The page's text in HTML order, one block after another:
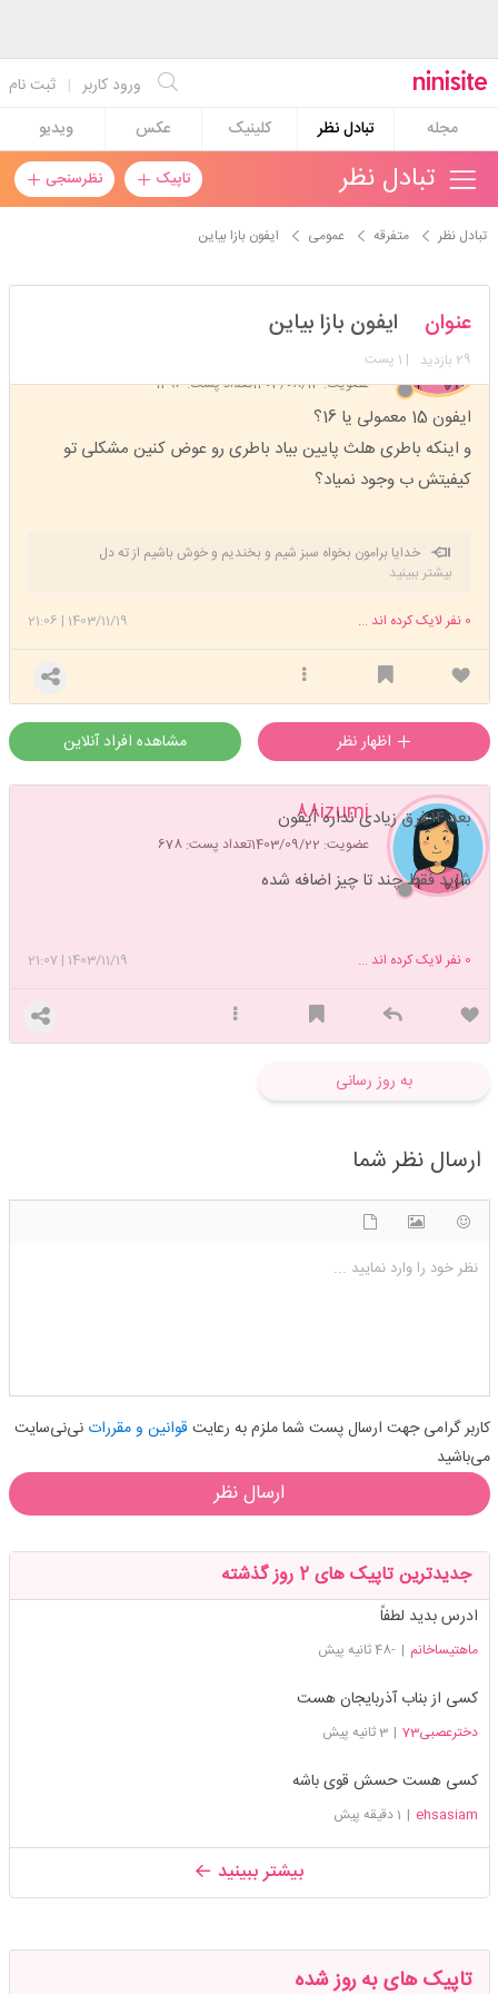
ثبت نام | ورود کاربر
مجله
تبادل نظر کلینیک عکس ویدیو
تاپیک نظرسنجی تبادل نظر
تبادل نظر متفرقه عمومی ایفون بازا بیاین
ونلوپی_شونم
عضویت: 1403/08/13 تعداد پست: 1496
عنوان ایفون بازا بیاین
29 بازدید | 1 پست
ایفون 15 معمولی یا 16؟
و اینکه باطری هلث پایین بیاد باطری رو عوض کنین مشکلی تو
کیفیتش ب وجود نمیاد؟
خدایا برامون بخواه سبز شیم و بخندیم و خوش باشیم از ته دل
بیشتر ببینید
1403/11/19
|
21:06 0 نفر لایک کرده اند ...
مشاهده افراد آنلاین
88izumi
عضویت: 1403/09/22 تعداد پست: 678
بعد ۱۴ فرق زیادی نداره آیفون
شاید فقط چند تا چیز اضافه شده
1403/11/19
|
21:07 0 نفر لایک کرده اند ...
به روز رسانی
ارسال نظر شما
نظر خود را وارد نمایید ...
کاربر گرامی جهت ارسال پست شما ملزم به رعایت قوانین و مقرراتنی‌نی‌سایت
می‌باشید
ارسال نظر
جدیدترین تاپیک های 2 روز گذشته
ادرس بدید لطفاً
ماهتیساخانم | -48 ثانیه پیش
کسی از بناب آذربایجان هست
دخترعصبی73 | 3 ثانیه پیش
کسی هست حسش قوی باشه
ehsasiam
| 1 دقیقه پیش
بیشتر ببینید
تاپیک های به روز شده